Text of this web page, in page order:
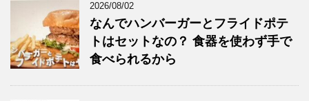
2026/08/02
なんでハンバーガーとフライドポテ
トはセットなの？ 食器を使わず手で
食べられるから